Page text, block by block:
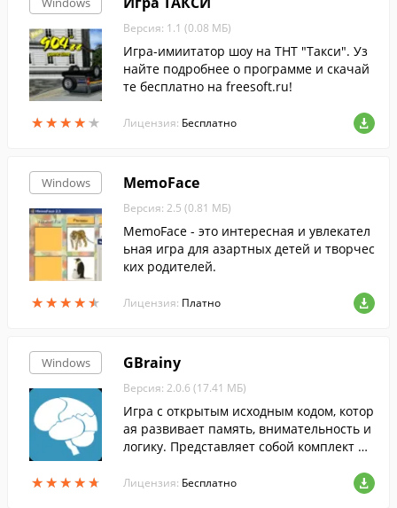
★★★★★
★★★★★
Версия: 1.1 (0.08 МБ)
Игра-имиитатор шоу на ТНТ "Такси". Уз
найте подробнее о программе и скачай
те бесплатно на freesoft.ru!
Лицензия: Бесплатно
Windows
★★★★★
★★★★★
MemoFace
Версия: 2.5 (0.81 МБ)
MemoFace - это интересная и увлекател
ьная игра для азартных детей и творчес
ких родителей.
Лицензия: Платно
Windows
★★★★★
★★★★★
GBrainy
Версия: 2.0.6 (17.41 МБ)
Игра с открытым исходным кодом, котор
ая развивает память, внимательность и
логику. Представляет собой комплект ра
Лицензия: Бесплатно